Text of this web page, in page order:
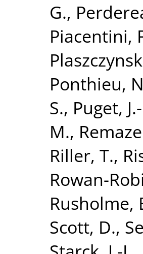
G.,
Piacentini,
Ponthieu,
S., Puget,
M.,
Riller, T.,
Rowan-
Rusholme,
Scott, D.,